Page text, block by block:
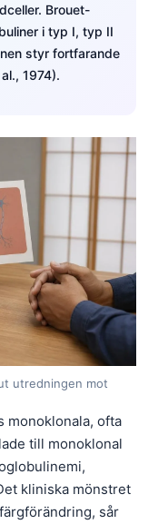
Brouet-
i typ I, typ II
styr fortfarande
1974).
utredningen mot
monoklonala, ofta
till monoklonal
kliniska mönstret
sår